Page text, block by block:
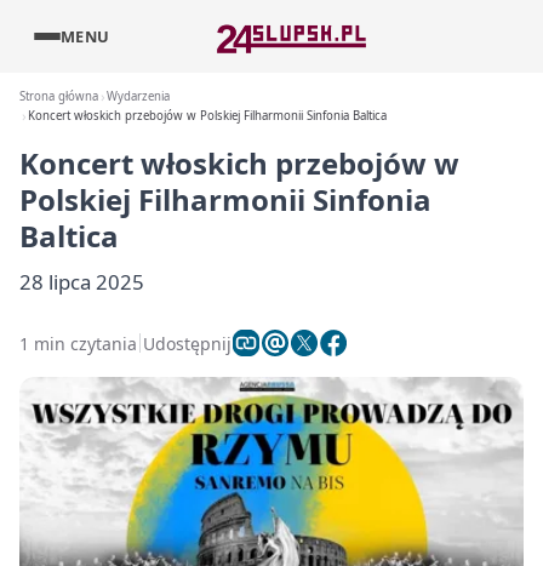
MENU
Strona główna Wydarzenia
Koncert włoskich przebojów w Polskiej Filharmonii Sinfonia Baltica
Koncert włoskich przebojów w
Polskiej Filharmonii Sinfonia
Baltica
28 lipca 2025
1 min czytania Udostępnij